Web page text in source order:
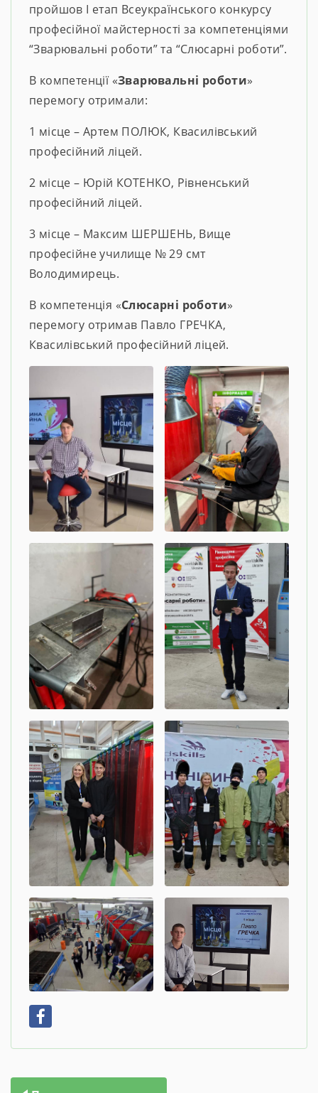
пройшов І етап Всеукраїнського конкурсу
професійної майстерності за компетенціями
“Зварювальні роботи” та “Слюсарні роботи”.
В компетенції «Зварювальні роботи»
перемогу отримали:
1 місце – Артем ПОЛЮК, Квасилівський
професійний ліцей.
2 місце – Юрій КОТЕНКО, Рівненський
професійний ліцей.
3 місце – Максим ШЕРШЕНЬ, Вище
професійне училище № 29 смт
Володимирець.
В компетенція «Слюсарні роботи»
перемогу отримав Павло ГРЕЧКА,
Квасилівський професійний ліцей.